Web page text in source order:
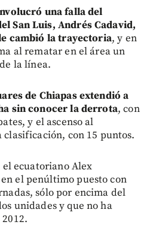
una falla del
San Luis, Andrés Cadavid,
cambió la trayectoria, y en
al rematar en el área un
la línea.
de Chiapas extendió a
sin conocer la derrota, con
y el ascenso al
con 15 puntos.
ecuatoriano Alex
el penúltimo puesto con
sólo por encima del
unidades y que no ha